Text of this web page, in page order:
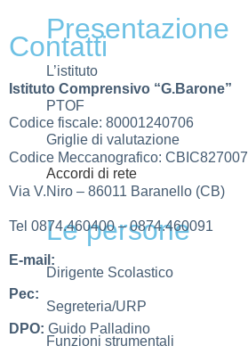
Presentazione
L’istituto
PTOF
Griglie di valutazione
Accordi di rete
Le persone
Dirigente Scolastico
Segreteria/URP
Funzioni strumentali
Contatti
Istituto Comprensivo “G.Barone”
Codice fiscale: 80001240706
Codice Meccanografico: CBIC827007
Via V.Niro – 86011 Baranello (CB)
Tel 0874.460400 – 0874.460091
E-mail:
Pec:
DPO: Guido Palladino